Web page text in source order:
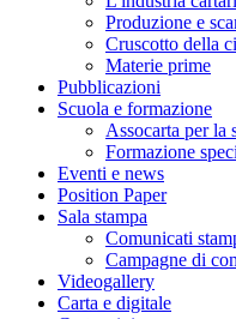
Produzione e
Cruscotto della
Materie prime
Pubblicazioni
Scuola e formazione
Assocarta per la
Formazione
Eventi e news
Position Paper
Sala stampa
Comunicati
Campagne di
Videogallery
Carta e digitale